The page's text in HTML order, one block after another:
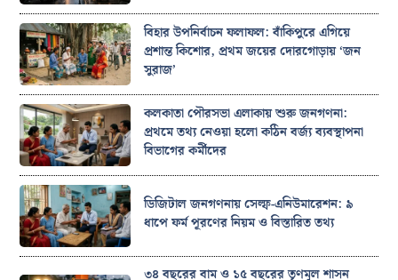
বিহার উপনির্বাচন ফলাফল: বাঁকিপুরে এগিয়ে
প্রশান্ত কিশোর, প্রথম জয়ের দোরগোড়ায় ‘জন
সুরাজ’
কলকাতা পৌরসভা এলাকায় শুরু জনগণনা:
প্রথমে তথ্য নেওয়া হলো কঠিন বর্জ্য ব্যবস্থাপনা
বিভাগের কর্মীদের
ডিজিটাল জনগণনায় সেল্ফ-এনিউমারেশন: ৯
ধাপে ফর্ম পূরণের নিয়ম ও বিস্তারিত তথ্য
৩৪ বছরের বাম ও ১৫ বছরের তৃণমূল শাসন